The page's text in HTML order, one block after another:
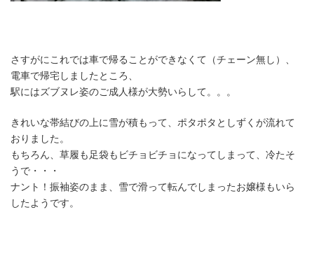
さすがにこれでは車で帰ることができなくて（チェーン無し）、
電車で帰宅しましたところ、
駅にはズブヌレ姿のご成人様が大勢いらして。。。
きれいな帯結びの上に雪が積もって、ポタポタとしずくが流れて
おりました。
もちろん、草履も足袋もビチョビチョになってしまって、冷たそ
うで・・・
ナント！ 振袖姿のまま、雪で滑って転んでしまったお嬢様もいら
したようです。